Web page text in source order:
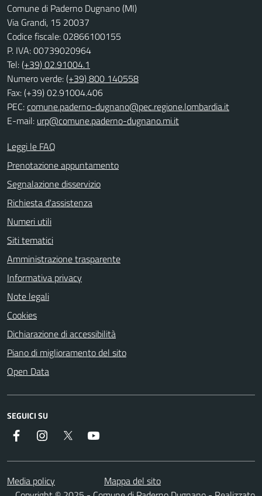
Comune di Paderno Dugnano (MI)
Via Grandi, 15 20037
Codice fiscale: 02866100155
P. IVA: 00739020964
Tel:(+39) 02.91004.1
Numero verde:(+39) 800 140558
Fax: (+39) 02.91004.406
PEC:comune.paderno-dugnano@pec.regione.lombardia.it
E-mail: urp@comune.paderno-dugnano.mi.it
Leggi le FAQ
Prenotazione appuntamento
Segnalazione disservizio
Richiesta d'assistenza
Numeri utili
Siti tematici
Amministrazione trasparente
Informativa privacy
Note legali
Cookies
Dichiarazione di accessibilità
Piano di miglioramento del sito
Open Data
SEGUICI SU
Facebook InstagramTwitter
Media policy
Mappa del sito